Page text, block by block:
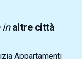
inaltre città
Appartamenti